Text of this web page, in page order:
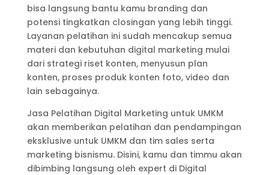
bisa langsung bantu kamu branding dan
potensi tingkatkan closingan yang lebih tinggi.
Layanan pelatihan ini sudah mencakup semua
materi dan kebutuhan digital marketing mulai
dari strategi riset konten, menyusun plan
konten, proses produk konten foto, video dan
lain sebagainya.
Jasa Pelatihan Digital Marketing untuk UMKM
akan memberikan pelatihan dan pendampingan
eksklusive untuk UMKM dan tim sales serta
marketing bisnismu. Disini, kamu dan timmu akan
dibimbing langsung oleh expert di Digital